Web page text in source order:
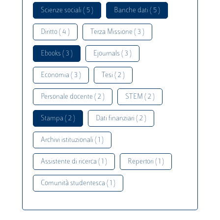
Scienze sociali ( 5 ) Banche dati ( 5 )
Diritto ( 4 ) Terza Missione ( 3 )
Ebooks ( 3 ) Ejournals ( 3 )
Economia ( 3 ) Tesi ( 2 )
Personale docente ( 2 ) STEM ( 2 )
Stampa ( 2 ) Dati finanziari ( 2 )
Archivi istituzionali ( 1 )
Assistente di ricerca ( 1 ) Repertori ( 1 )
Comunità studentesca ( 1 )